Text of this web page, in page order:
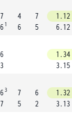
7
6 1
4
6
7
5
1.12
6.12
6
3
1.34
3.15
6 3
7
7
5
6
2
1.32
3.13